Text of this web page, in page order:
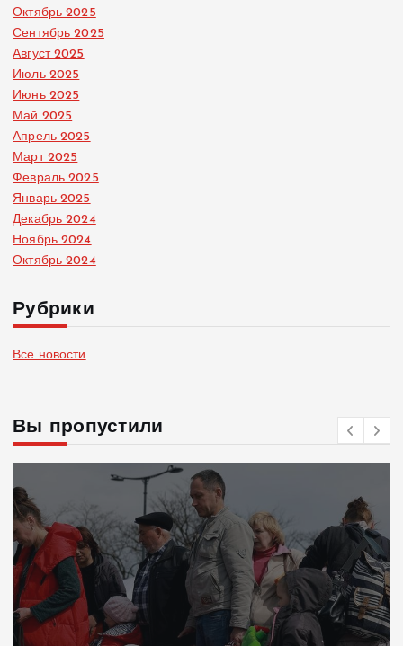
Октябрь 2025
Сентябрь 2025
Август 2025
Июль 2025
Июнь 2025
Май 2025
Апрель 2025
Март 2025
Февраль 2025
Январь 2025
Декабрь 2024
Ноябрь 2024
Октябрь 2024
Рубрики
Все новости
Вы пропустили